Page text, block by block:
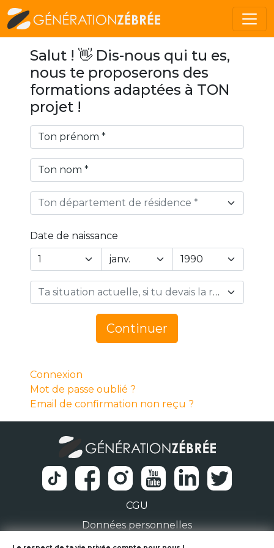
Salut ! 👋 Dis-nous qui tu es,
nous te proposerons des
formations adaptées à TON
projet !
Ton département de résidence *
Date de naissance
Year
Day
Ta situation actuelle, si tu devais la résumer en 1 mot… *
Continuer
Connexion
Mot de passe oublié ?
Email de confirmation non reçu ?
CGU
Données personnelles